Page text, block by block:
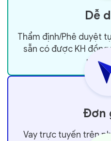
Dễ
Thẩm định/Phê duyệt
sẵn có được KH
mềm
Đơn
Vay trực tuyến trên